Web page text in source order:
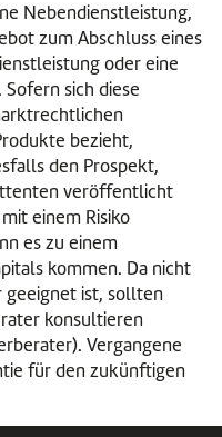
Nebendienstleistung,
zum Abschluss eines
oder eine
sich diese
bezieht,
den Prospekt,
veröffentlicht
einem Risiko
es zu einem
kommen. Da nicht
geeignet ist, sollten
konsultieren
Vergangene
für den zukünftigen